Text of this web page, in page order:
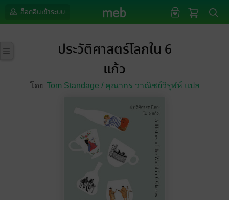
ล็อกอินเข้าระบบ
ประวัติศาสตร์โลกใน 6
แก้ว
โดย Tom Standage / คุณากร วาณิชย์วิรุฬห์ แปล